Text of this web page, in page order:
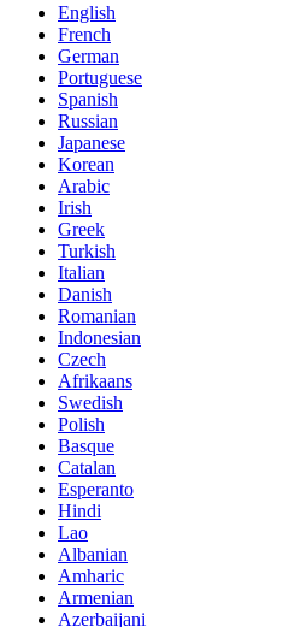
English
French
German
Portuguese
Spanish
Russian
Japanese
Korean
Arabic
Irish
Greek
Turkish
Italian
Danish
Romanian
Indonesian
Czech
Afrikaans
Swedish
Polish
Basque
Catalan
Esperanto
Hindi
Lao
Albanian
Amharic
Armenian
Azerbaijani